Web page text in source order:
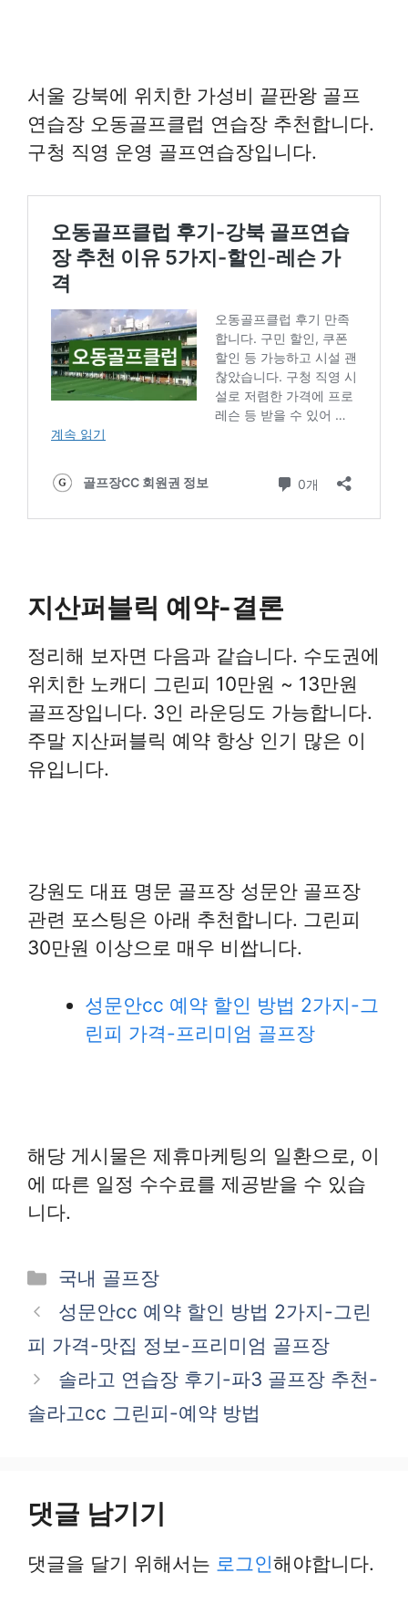
서울 강북에 위치한 가성비 끝판왕 골프
연습장 오동골프클럽 연습장 추천합니다.
구청 직영 운영 골프연습장입니다.
지산퍼블릭 예약-결론
정리해 보자면 다음과 같습니다. 수도권에
위치한 노캐디 그린피 10만원 ~ 13만원
골프장입니다. 3인 라운딩도 가능합니다.
주말 지산퍼블릭 예약 항상 인기 많은 이
유입니다.
강원도 대표 명문 골프장 성문안 골프장
관련 포스팅은 아래 추천합니다. 그린피
30만원 이상으로 매우 비쌉니다.
성문안cc 예약 할인 방법 2가지-그
린피 가격-프리미엄 골프장
해당 게시물은 제휴마케팅의 일환으로, 이
에 따른 일정 수수료를 제공받을 수 있습
니다.
카
테
리
국내 골프장
성문안cc 예약 할인 방법 2가지-그린
피 가격-맛집 정보-프리미엄 골프장
솔라고 연습장 후기-파3 골프장 추천-
솔라고cc 그린피-예약 방법
댓글 남기기
댓글을 달기 위해서는 로그인해야합니다.